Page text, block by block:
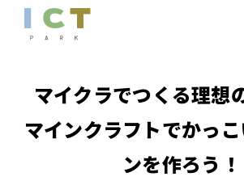
マイクラでつくる理想
マインクラフトでかっ
ンを作ろう！